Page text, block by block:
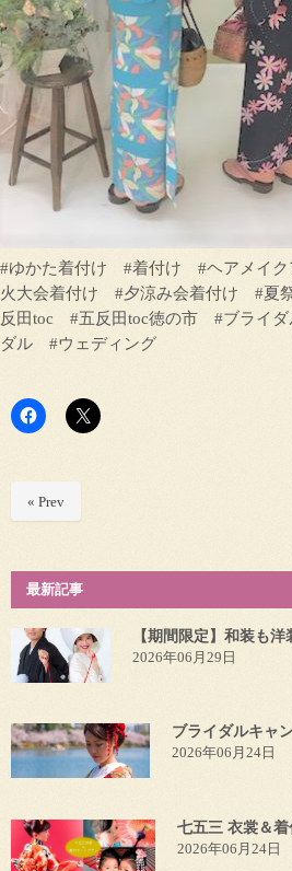
#ゆかた着付け #着付け #ヘアメイ
火大会着付け #夕涼み会着付け #夏
反田toc #五反田toc徳の市 #ブライ
ダル #ウェディング
« Prev
最新記事
【期間限定】和装も
2026年06月29日
ブライダルキャ
2026年06月24日
七五三 衣裳＆
2026年06月24日